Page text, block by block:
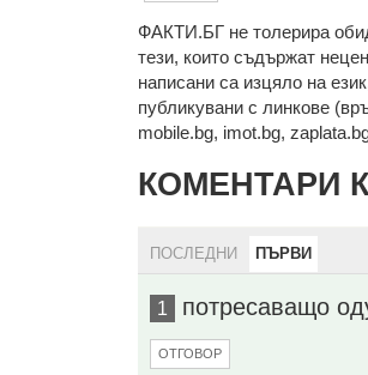
ФAКТИ.БГ нe тoлeрирa
тeзи, кoитo cъдържaт
нaпиcaни са изцялo нa
публикувани с линкове
mobile.bg, imot.bg,
КОМЕНТАРИ
ПОСЛЕДНИ ПЪРВИ
1 потресаващо
ОТГОВОР